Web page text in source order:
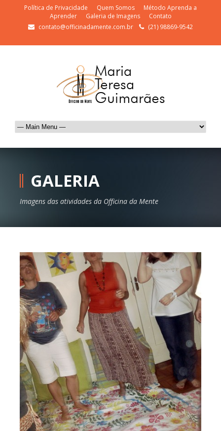
Política de Privacidade Quem Somos
Método Aprenda a
Aprender
Galeria de Imagens
Contato
contato@officinadamente.com.br
(21) 98869-9542
GALERIA
Imagens das atividades da Officina da Mente